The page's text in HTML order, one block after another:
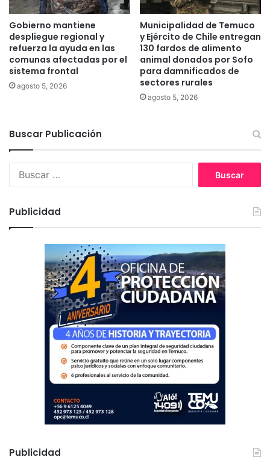
Gobierno mantiene
despliegue regional y
refuerza la ayuda en las
comunas afectadas por el
sistema frontal
agosto 5, 2026
Municipalidad de Temuco
y Ejército de Chile entregan
130 fardos de alimento
animal donados por Sofo
para damnificados de
sectores rurales
agosto 5, 2026
Buscar Publicación
:
Publicidad
Publicidad